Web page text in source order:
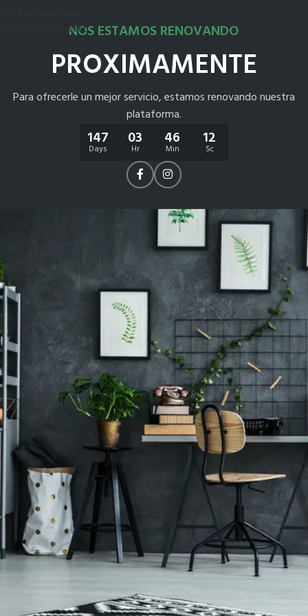
Skip to main contentNOS ESTAMOS RENOVANDO
PROXIMAMENTE
Para ofrecerle un mejor servicio, estamos renovando nuestra
plataforma.
147
Days 03
Hr 46
Min 12
Sc